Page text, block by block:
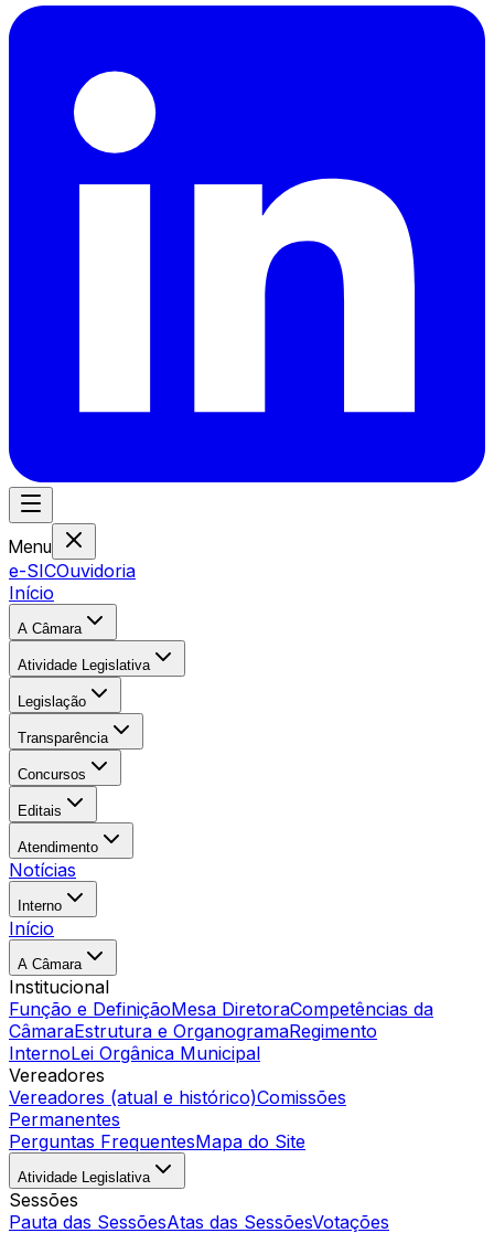
Menu
e-SICOuvidoria
Início
A Câmara
Atividade Legislativa
Legislação
Transparência
Concursos
Editais
Atendimento
Notícias
Interno
Início
A Câmara
Institucional
Função e DefiniçãoMesa DiretoraCompetências da
CâmaraEstrutura e OrganogramaRegimento
InternoLei Orgânica Municipal
Vereadores
Vereadores (atual e histórico)Comissões
Permanentes
Perguntas FrequentesMapa do Site
Atividade Legislativa
Sessões
Pauta das SessõesAtas das SessõesVotações